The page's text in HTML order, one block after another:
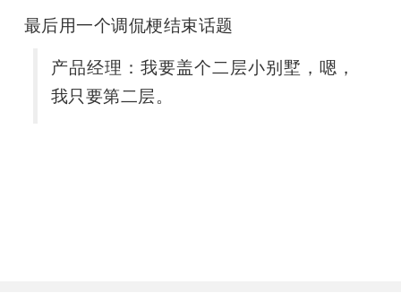
最后用一个调侃梗结束话题
产品经理：我要盖个二层小别墅，嗯，
我只要第二层。